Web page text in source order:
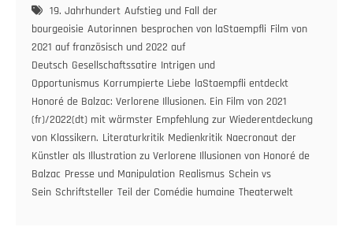
2025.
Honoré
de
Balzac:
Verlorene
Illusionen.
Film
von
2021
(fr)/2022(dt)
mit
wärmster
19. Jahrhundert Aufstieg und Fall der
bourgeoisie Autorinnen besprochen von laStaempfli Film von
2021 auf französisch und 2022 auf
Deutsch Gesellschaftssatire Intrigen und
Opportunismus Korrumpierte Liebe laStaempfli entdeckt
Honoré de Balzac: Verlorene Illusionen. Ein Film von 2021
(fr)/2022(dt) mit wärmster Empfehlung zur Wiederentdeckung
von Klassikern. Literaturkritik Medienkritik Naecronaut der
Künstler als Illustration zu Verlorene Illusionen von Honoré de
Balzac Presse und Manipulation Realismus Schein vs
Sein Schriftsteller Teil der Comédie humaine Theaterwelt